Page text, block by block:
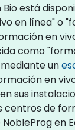
está
en línea" o
en
como
un
en
sus
centros de
en